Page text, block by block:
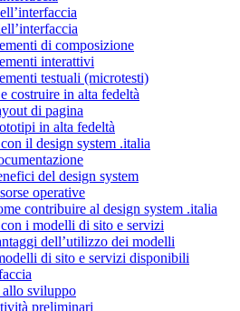
di composizione
interattivi
testuali (microtesti)
costruire in alta fedeltà
di pagina
in alta fedeltà
il design system .italia
del design system
operative
contribuire al design system .italia
i modelli di sito e servizi
dell’utilizzo dei modelli
di sito e servizi disponibili
sviluppo
preliminari